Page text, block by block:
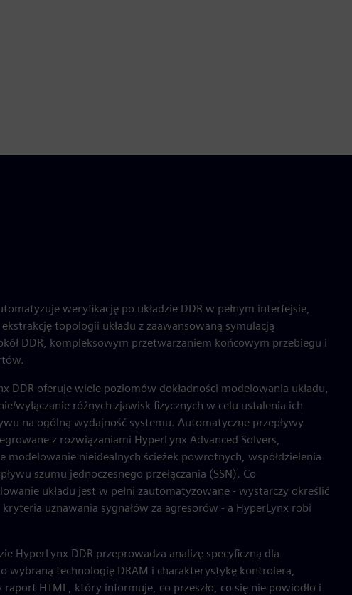
weryfikację po układzie DDR w pełnym interfejsie,
ekstrakcję topologii układu z zaawansowaną symulacją
DDR, kompleksowym przetwarzaniem końcowym przebiegu i
DDR oferuje wiele poziomów dokładności modelowania układu,
wyłączanie różnych zjawisk fizycznych w celu ustalenia ich
na ogólną wydajność systemu. Automatyczne przepływy
z rozwiązaniami HyperLynx Advanced Solvers,
modelowanie nieidealnych ścieżek powrotnych, współdzielenia
szumu jednoczesnego przełączania (SSN). Co
układu jest w pełni zautomatyzowane - wystarczy określić
kryteria uznawania sygnałów za agresorów - a HyperLynx robi
HyperLynx DDR przeprowadza analizę specyficzną dla
wybraną technologię DRAM i charakterystykę kontrolera,
raport HTML, który informuje, co przeszło, co się nie powiodło i